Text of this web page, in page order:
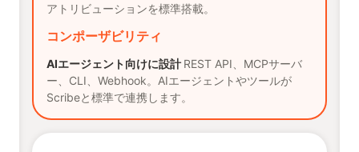
アトリビューションを標準搭載。
コンポーザビリティ
AIエージェント向けに設計 REST API、MCPサーバ
ー、CLI、Webhook。AIエージェントやツールが
Scribeと標準で連携します。